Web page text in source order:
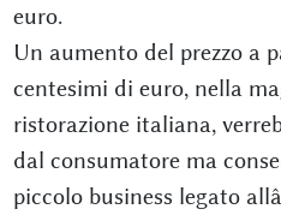
euro.
Un aumento del prezzo a
centesimi di euro, nella
ristorazione italiana,
dal consumatore ma
piccolo business legato